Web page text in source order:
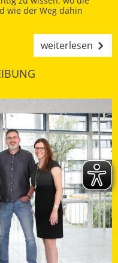
wie der Weg dahin
weiterlesen